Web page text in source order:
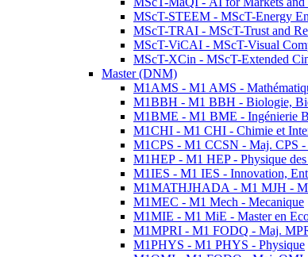
MScT-STEEM - MScT-Energy
MScT-TRAI - MScT-Trust and
MScT-ViCAI - MScT-Visual
MScT-XCin - MScT-Extended
Master (DNM)
M1AMS - M1 AMS -
M1BBH - M1 BBH - Biologie,
M1BME - M1 BME - Ingénierie
M1CHI - M1 CHI - Chimie et
M1CPS - M1 CCSN - Maj. CPS -
M1HEP - M1 HEP - Physique des
M1IES - M1 IES - Innovation,
M1MATHJHADA - M1 MJH -
M1MEC - M1 Mech - Mecanique
M1MIE - M1 MiE - Master en
M1MPRI - M1 FODQ - Maj.
M1PHYS - M1 PHYS - Physique